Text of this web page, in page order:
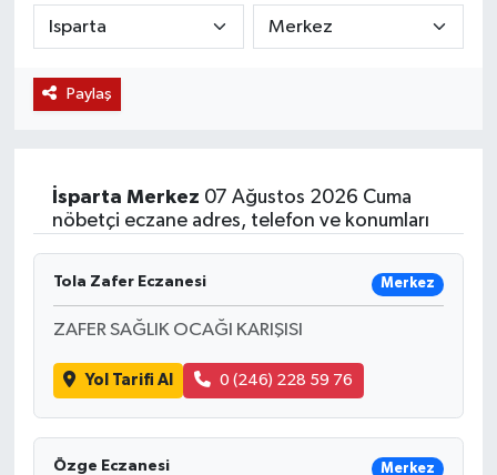
Paylaş
İsparta Merkez 07 Ağustos 2026 Cuma
nöbetçi eczane adres, telefon ve konumları
Tola Zafer Eczanesi Merkez
ZAFER SAĞLIK OCAĞI KARIŞISI
Yol Tarifi Al 0 (246) 228 59 76
Özge Eczanesi Merkez
KÜLTÜR SANAT
YAŞAM
SARIGÖL
SARUHANLI
KIRKAĞAÇ
GÖLMARMARA
GÖRDES
KÖPRÜBAŞI
KÖPRÜBAŞI
KULA
SARIGÖL
ŞEHZADELER
SELENDİ
SOMA
EKONOMİ
EĞİTİM
SPOR
LIFE
BİLİM VE TEKNOLOJİ
YAZARLAR